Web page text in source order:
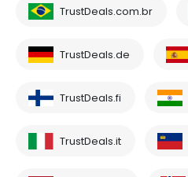
TrustDeals.com.br
TrustDeals.de
TrustDeals.fi
TrustDeals.it